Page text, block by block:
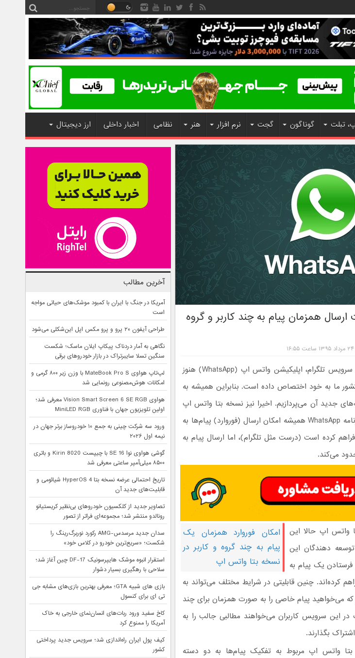
تبلت گوناگون گجت نرم افزار هنر نظامی اخبار داخلی ارز دیجیتال
همزمان پیام به چند کاربر و گروه
۲۴ مرداد ۱۳۹۵ ساعت ۱۶:۵۵
علی رغم توجه فراوان کابران ایرانی به سرویس تلگرام، اپلیکیشن واتس اپ (WhatsApp) هنوز
ما به خود اختصاص داده است. بنابراین همیشه به
جدید آن می‌پردازیم. اخیرا نیز نسخه بتا واتس اپ
در دسترس کاربران قرار گرفته است. برنامه WhatsApp همیشه امکان ارسال (فوروارد) پیام‌ها به
کرده است (درست مثل تلگرام)، اما ارسال پیام به
می‌کند.
امکان فوروارد همزمان یک
پیام به چند گروه و کاربر در
نسخه بتا واتس اپ
واتس اپ حالا این
دهندگان این
یک پیام به
کرده‌اند. چنین قابلیتی در شرایط مختلف می‌تواند به
که می‌خواهید پیام خاصی را به صورت همزمان برای چند
در این سرویس کاربران می‌خواهند مطالبی جالب را به
بگذارند.
واتس اپ مربوط به تفکیک پیام‌ها به دو دسته
آخرین مطالب
آمریکا در جنگ با ایران با کمبود موشک‌های حیاتی مواجه
است
طراحی آیفون ۲۰ پرو و پرو مکس اپل این‌شکلی می‌شود
نگاهی به آمار دردناک پیکاپ ایلان ماسک؛ شکست
سنگین تسلا سایبرتراک در بازار خودروهای برقی
لپ‌تاپ هواوی MateBook Pro S با وزن زیر ۸۰۰ گرمی و
امکانات هوش‌مصنوعی رونمایی شد
هواوی Vision Smart Screen 6 SE RGB معرفی شد؛
اولین تلویزیون جهان با فناوری MiniLED RGB
ورود سه شرکت چینی به جمع ۱۰ خودروساز برتر جهان در
نیمه اول ۲۰۲۶
گوشی هواوی نوا 16 SE با چیپست Kirin 8020 و باتری
۸۵۰۰ میلی‌آمپر ساعتی معرفی شد
تاریخ احتمالی عرضه نسخه بتا HyperOS 4 شیائومی و
قابلیت‌های جدید آن
تصاویر جدید از کلکسیون خودروهای بی‌نظیر کریستیانو
رونالدو منتشر شد؛ مجموعه‌ای فراتر از تصور
سدان جدید مرسدس-AMG رکورد نوربرگ‌رینگ را
شکست؛ «سریع‌ترین خودرو در کلاس خود»
استقرار انبوه موشک هایپرسونیک DF-17 چین آغاز شد؛
سلاحی با رهگیری بسیار دشوار
بازی های شبیه GTA؛ معرفی بهترین بازی‌های مشابه جی
تی ای برای کنسول
کاخ سفید ورود ربات‌های انسان‌نمای خارجی به خاک
آمریکا را ممنوع کرد
کیف پول ایران راه‌اندازی شد؛ سرویس جدید پرداختی
کشور